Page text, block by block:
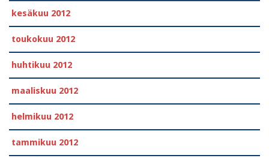
kesäkuu 2012
toukokuu 2012
huhtikuu 2012
maaliskuu 2012
helmikuu 2012
tammikuu 2012